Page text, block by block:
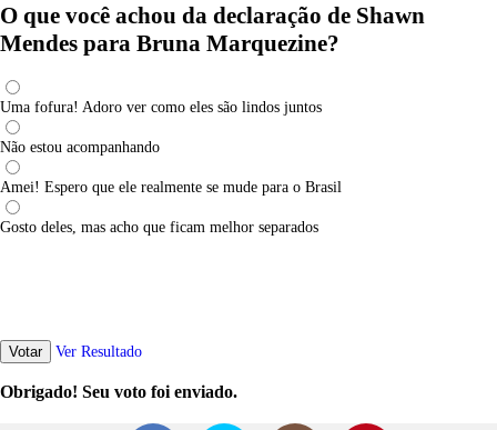
O que você achou da declaração de Shawn
Mendes para Bruna Marquezine?
Uma fofura! Adoro ver como eles são lindos juntos
Não estou acompanhando
Amei! Espero que ele realmente se mude para o Brasil
Gosto deles, mas acho que ficam melhor separados
Votar Ver Resultado
Obrigado! Seu voto foi enviado.